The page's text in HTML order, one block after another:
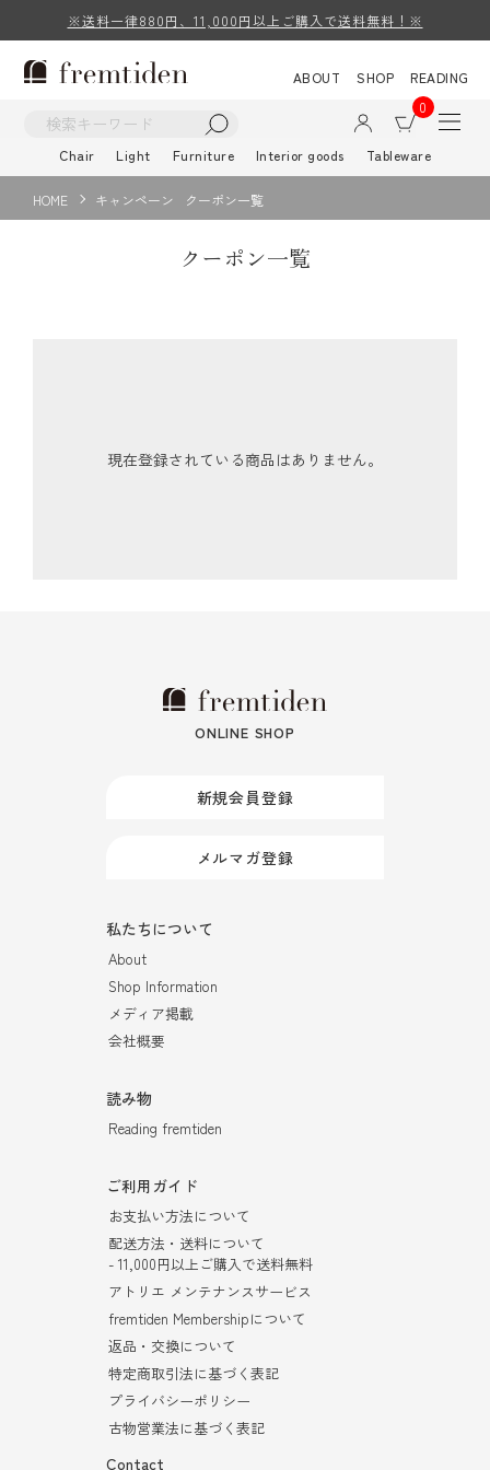
※送料一律880円、11,000円以上ご購入で送料無料！※
ABOUT SHOP
READING
0
Chair Light Furniture Interior goods Tableware
HOME キャンペーン クーポン一覧
クーポン一覧
現在登録されている商品はありません。
ONLINE SHOP
新規会員登録
メルマガ登録
私たちについて
About
Shop Information
メディア掲載
会社概要
読み物
Reading fremtiden
ご利用ガイド
お支払い方法について
配送方法・送料について
- 11,000円以上ご購入で送料無料
アトリエ メンテナンスサービス
fremtiden Membershipについて
返品・交換について
特定商取引法に基づく表記
プライバシーポリシー
古物営業法に基づく表記
Contact